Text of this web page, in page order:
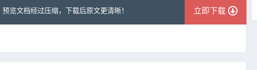
览文档经过压缩，下载后原文更清晰！ 立即下载